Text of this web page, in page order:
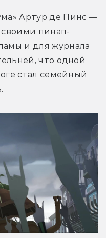
Артур де Пинс —
пинап-
и для журнала
что одной
стал семейный